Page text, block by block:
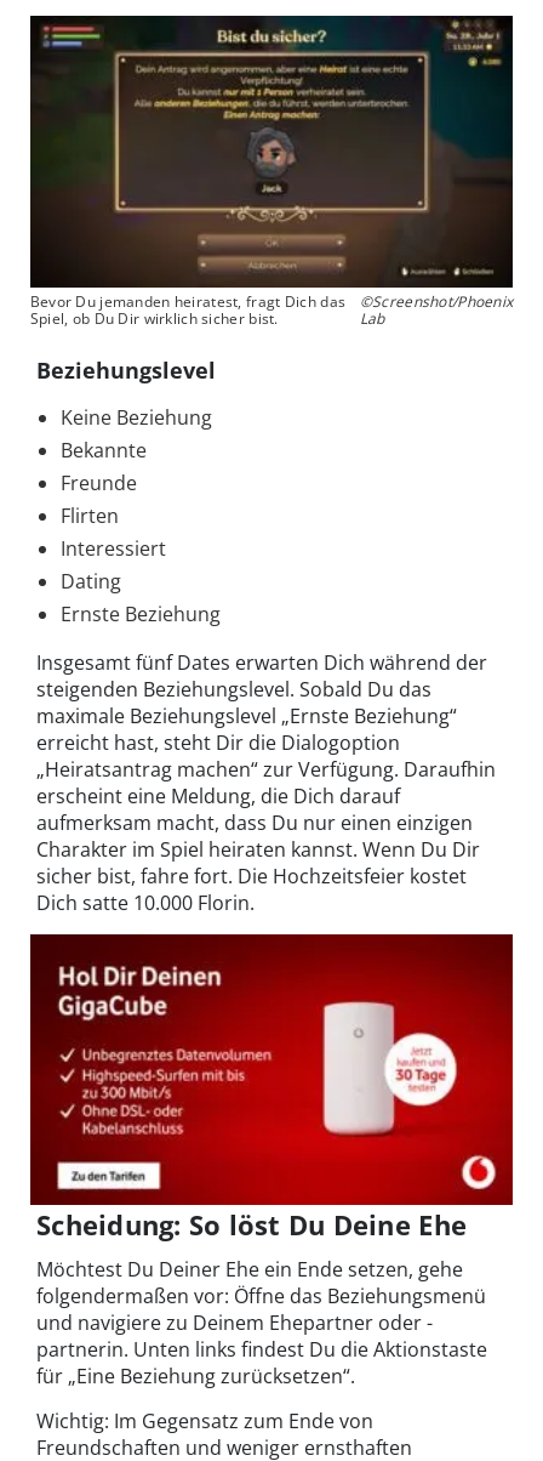
Bevor Du jemanden heiratest, fragt Dich das
Spiel, ob Du Dir wirklich sicher bist.
©Screenshot/Phoenix
Lab
Beziehungslevel
Keine Beziehung
Bekannte
Freunde
Flirten
Interessiert
Dating
Ernste Beziehung
Insgesamt fünf Dates erwarten Dich während der
steigenden Beziehungslevel. Sobald Du das
maximale Beziehungslevel „Ernste Beziehung“
erreicht hast, steht Dir die Dialogoption
„Heiratsantrag machen“ zur Verfügung. Daraufhin
erscheint eine Meldung, die Dich darauf
aufmerksam macht, dass Du nur einen einzigen
Charakter im Spiel heiraten kannst. Wenn Du Dir
sicher bist, fahre fort. Die Hochzeitsfeier kostet
Dich satte 10.000 Florin.
Scheidung: So löst Du Deine Ehe
Möchtest Du Deiner Ehe ein Ende setzen, gehe
folgendermaßen vor: Öffne das Beziehungsmenü
und navigiere zu Deinem Ehepartner oder -
partnerin. Unten links findest Du die Aktionstaste
für „Eine Beziehung zurücksetzen“.
Wichtig: Im Gegensatz zum Ende von
Freundschaften und weniger ernsthaften